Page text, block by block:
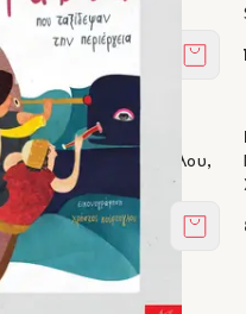
Στο
την περιέργεια
Αντώνης Παπαθεοδούλου,
Στο